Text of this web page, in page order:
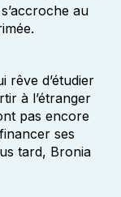
au
rêve d’étudier
à l’étranger
pas encore
ses
tard, Bronia